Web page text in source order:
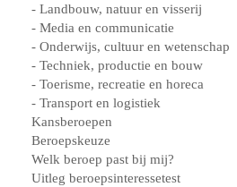
- Landbouw, natuur en visserij
- Media en communicatie
- Onderwijs, cultuur en wetenschap
- Techniek, productie en bouw
- Toerisme, recreatie en horeca
- Transport en logistiek
Kansberoepen
Beroepskeuze
Welk beroep past bij mij?
Uitleg beroepsinteressetest